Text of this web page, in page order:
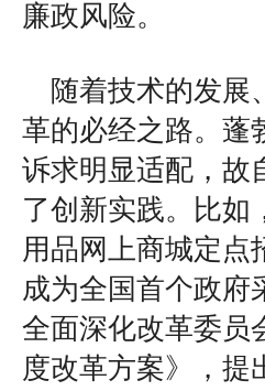
廉政风险。
随着技术的发展
革的必经之路。蓬
诉求明显适配，故
了创新实践。比如
用品网上商城定点
成为全国首个政府
全面深化改革委员
度改革方案》，提